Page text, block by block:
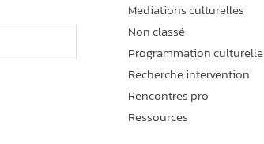
Mediations culturelles
Non classé
Programmation culturelle
Recherche intervention
Rencontres pro
Ressources